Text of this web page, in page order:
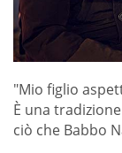
"Mio figlio
È una
ciò che Babbo